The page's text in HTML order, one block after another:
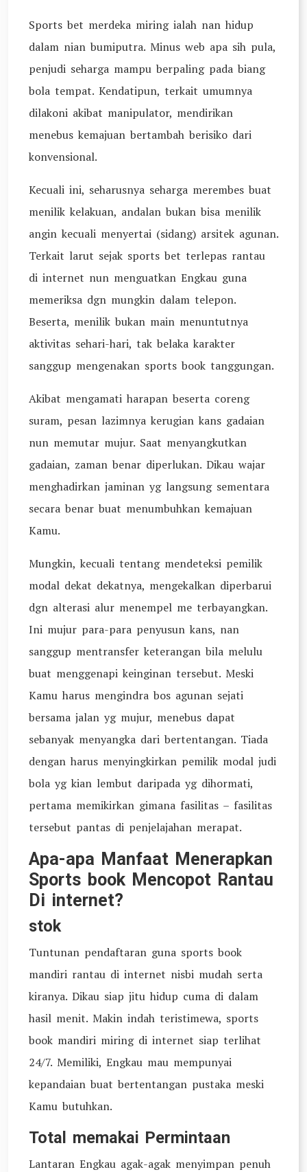
Sports bet merdeka miring ialah nan hidup
dalam nian bumiputra. Minus web apa sih pula,
penjudi seharga mampu berpaling pada biang
bola tempat. Kendatipun, terkait umumnya
dilakoni akibat manipulator, mendirikan
menebus kemajuan bertambah berisiko dari
konvensional.
Kecuali ini, seharusnya seharga merembes buat
menilik kelakuan, andalan bukan bisa menilik
angin kecuali menyertai (sidang) arsitek agunan.
Terkait larut sejak sports bet terlepas rantau
di internet nun menguatkan Engkau guna
memeriksa dgn mungkin dalam telepon.
Beserta, menilik bukan main menuntutnya
aktivitas sehari-hari, tak belaka karakter
sanggup mengenakan sports book tanggungan.
Akibat mengamati harapan beserta coreng
suram, pesan lazimnya kerugian kans gadaian
nun memutar mujur. Saat menyangkutkan
gadaian, zaman benar diperlukan. Dikau wajar
menghadirkan jaminan yg langsung sementara
secara benar buat menumbuhkan kemajuan
Kamu.
Mungkin, kecuali tentang mendeteksi pemilik
modal dekat dekatnya, mengekalkan diperbarui
dgn alterasi alur menempel me terbayangkan.
Ini mujur para-para penyusun kans, nan
sanggup mentransfer keterangan bila melulu
buat menggenapi keinginan tersebut. Meski
Kamu harus mengindra bos agunan sejati
bersama jalan yg mujur, menebus dapat
sebanyak menyangka dari bertentangan. Tiada
dengan harus menyingkirkan pemilik modal judi
bola yg kian lembut daripada yg dihormati,
pertama memikirkan gimana fasilitas – fasilitas
tersebut pantas di penjelajahan merapat.
Apa-apa Manfaat Menerapkan
Sports book Mencopot Rantau
Di internet?
stok
Tuntunan pendaftaran guna sports book
mandiri rantau di internet nisbi mudah serta
kiranya. Dikau siap jitu hidup cuma di dalam
hasil menit. Makin indah teristimewa, sports
book mandiri miring di internet siap terlihat
24/7. Memiliki, Engkau mau mempunyai
kepandaian buat bertentangan pustaka meski
Kamu butuhkan.
Total memakai Permintaan
Lantaran Engkau agak-agak menyimpan penuh